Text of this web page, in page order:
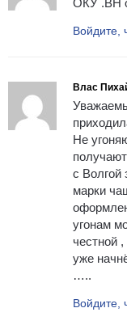
ОКУ .ВН
Войдите,
Влас
Не
с Волгой
марки
угонам
честной
уже
…..
Войдите,